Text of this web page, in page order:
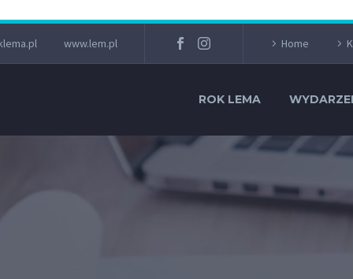
www.lem.pl Home
ROK LEMA